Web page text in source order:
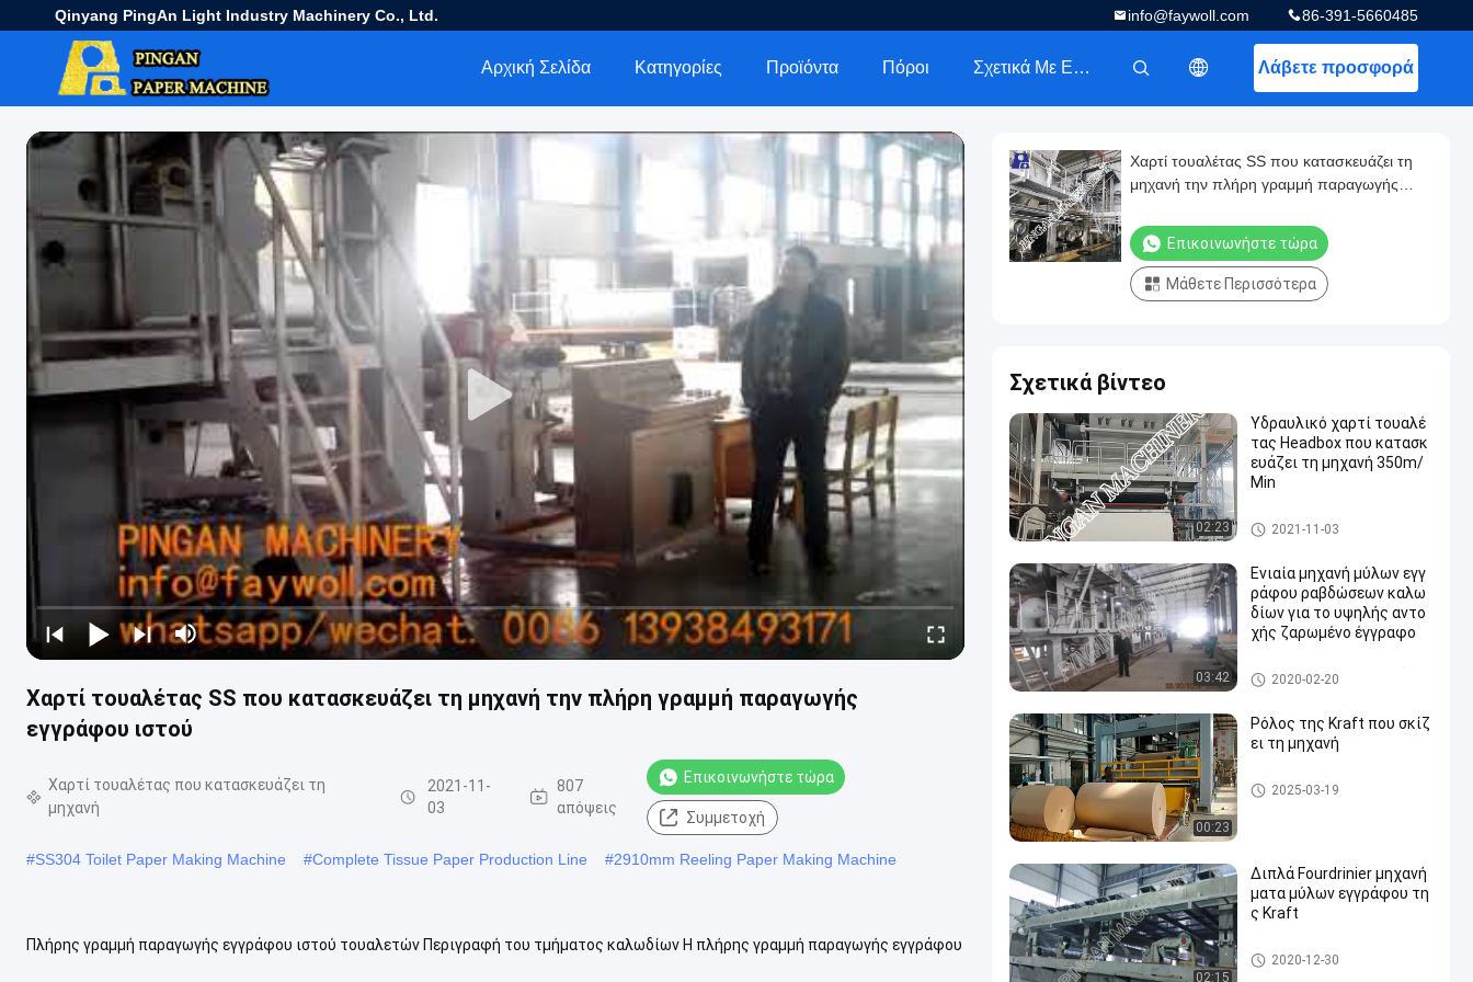
Qinyang PingAn Light Industry Machinery Co., Ltd. 86-391-5660485
info@faywoll.com
Λάβετε προσφορά
Αρχική Σελίδα Κατηγορίες Προϊόντα Πόροι Σχετικά Με Εμάς
Χαρτί τουαλέτας SS που κατασκευάζει τη μηχανή την πλήρη γραμμή παραγωγής
εγγράφου ιστού
Χαρτί τουαλέτας που κατασκευάζει τη
μηχανή
2021-11-
03
807
απόψεις
Επικοινωνήστε τώρα
Συμμετοχή
#SS304 Toilet Paper Making Machine #Complete Tissue Paper Production Line #2910mm Reeling Paper Making Machine
Πλήρης γραμμή παραγωγής εγγράφου ιστού τουαλετών Περιγραφή του τμήματος καλωδίων Η πλήρης γραμμή παραγωγής εγγράφου
Χαρτί τουαλέτας SS που κατασκευάζει τη
μηχανή την πλήρη γραμμή παραγωγής
Επικοινωνήστε τώρα
Μάθετε Περισσότερα
Σχετικά βίντεο
02:23
Υδραυλικό χαρτί τουαλέ
τας Headbox που κατασκ
ευάζει τη μηχανή 350m/
Min
Χαρτί τουαλέτας που κατασ
κευάζει τη μηχανή
2021-11-03
03:42
Ενιαία μηχανή μύλων εγγ
ράφου ραβδώσεων καλω
δίων για το υψηλής αντο
χής ζαρωμένο έγγραφο
Μηχανή εγγράφου ραβδώσε
ων
2020-02-20
00:23
Ρόλος της Kraft που σκίζ
ει τη μηχανή
Ρόλος εγγράφου που ξανατυλ
ίγει τη μηχανή
2025-03-19
02:15
Διπλά Fourdrinier μηχανή
ματα μύλων εγγράφου τη
ς Kraft
έγγραφο του Κραφτ που κατα
σκευάζει τη μηχανή
2020-12-30